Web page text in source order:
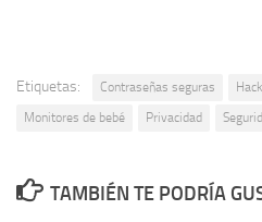
Etiquetas: Contraseñas seguras
Monitores de bebé
Privacidad
TAMBIÉN TE PODRÍA